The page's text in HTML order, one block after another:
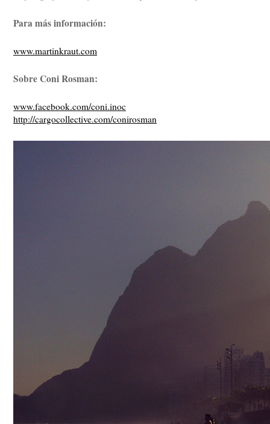
Para más información:
www.martinkraut.com
Sobre Coni Rosman:
www.facebook.com/coni.inoc
http://cargocollective.com/conirosman